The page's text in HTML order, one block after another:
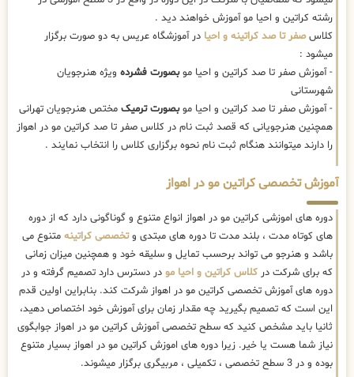
رشته کراتین و احیا مو آموزش خواهند دید .
کلاسصفر تا صد کراتینه و احیا در آموزشگاه عریس به دو صورت برگزار
میشود :
- آموزش صفر تا صد کراتین و احیا موبصورت فشرده ویژه هنرجویان
شهرستانی
- آموزش صفر تا صد کراتین و احیا موبصورت ترمیک مختص هنرجویان تهرانی
همچنین هنرجویانی که قصد ثبت نام در کلاس صفر تا صد کراتین مو در اهواز
را دارند میتوانند هنگام ثبت نام نحوه برگزاری کلاس را انتخاب نمایند .
آموزش تخصصی کراتین مو در اهواز
دوره های اموزشی کراتین مو در اهواز انواع متنوع و گوناگونی دارد که از دوره
های کوتاه مدت ، بلند مدت تا دوره های مبتدی وتخصصی کراتینه متنوع می
باشد و هنرجو می تواند برحسب تمایل و سلیقه خود و همچنین میزان زمانی
که برای شرکت در کلاس کراتین و احیا مو در دسترس دارد تصمیم گرفته و در
دوره های آموزش تخصصی کراتین مو در اهواز شرکت کند. بنابراین اولین قدم
این است که تصمیم بگیرید چه مقدار زمان برای آموزش خود اختصاص دهید،
ثانیا باید مشخص کنید که سطح تخصصی آموزش کراتین مو در اهواز جوابگوی
نیاز شما هست یا خیر. زیرا دوره های اموزش کراتین مو در اهواز بسیار متنوع
بوده و در 3 سطح تخصصی ، تکمیلی ، مربیگری برگزار میشوند.